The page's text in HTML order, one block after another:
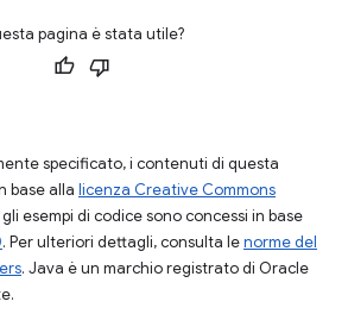
pagina è stata utile?
specificato, i contenuti di questa
base alla licenza Creative Commons
esempi di codice sono concessi in base
. Per ulteriori dettagli, consulta lenorme del
. Java è un marchio registrato di Oracle